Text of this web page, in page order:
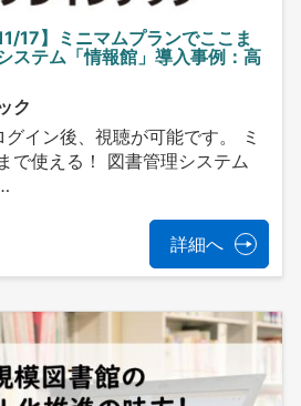
17】ミニマムプランでここま
ステム「情報館」導入事例：高
ク
イン後、視聴が可能です。 ミ
で使える！ 図書管理システム
詳細へ